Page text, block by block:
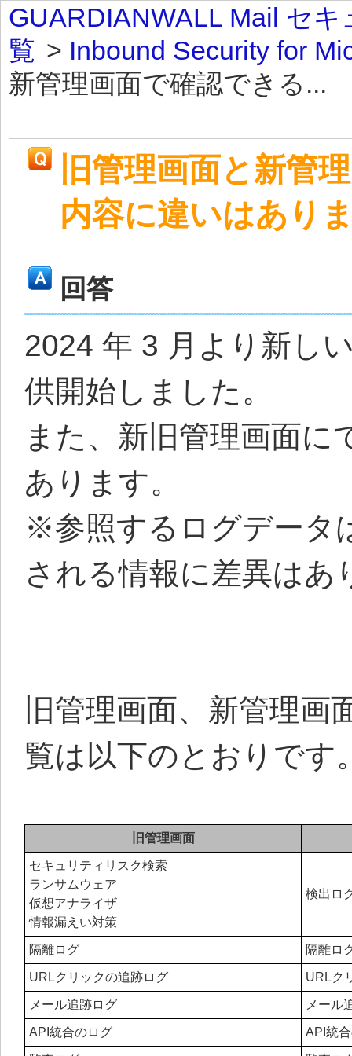
GUARDIANWALL Mail セ
覧 > Inbound Security for
新管理画面で確認できる...
旧管理画面と新管
内容に違いはあり
回答
2024 年 3 月より新し
供開始しました。
また、新旧管理画面に
あります。
※参照するログデータ
される情報に差異はあ
旧管理画面、新管理
覧は以下のとおりです
旧管理画面
セキュリティリスク検索
ランサムウェア
仮想アナライザ
情報漏えい対策
検出ロ
隔離ログ 隔離ロ
URLクリックの追跡ログ URLク
メール追跡ログ メール
API統合のログ API統